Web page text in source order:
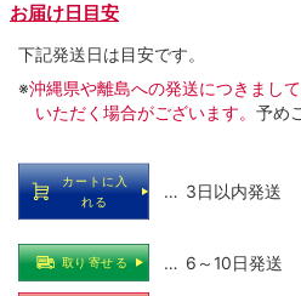
お届け日目安
下記発送日は目安です。
※沖縄県や離島への発送につきまし
いただく場合がございます。 予め
カートに入
れる
… 3日以内発送
取り寄せる … 6～10日発送